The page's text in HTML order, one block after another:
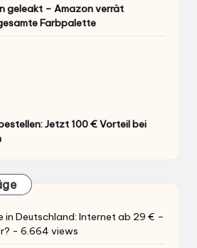
geleakt – Amazon verrät
Farbpalette
Jetzt 100 € Vorteil bei
in Deutschland: Internet ab 29 € –
- 6.664 views